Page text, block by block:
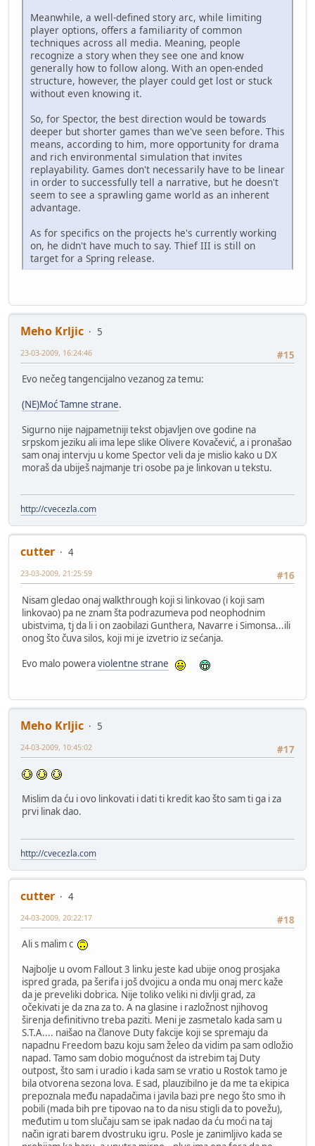
Meanwhile, a well-defined story arc, while limiting
player options, offers a familiarity of common
techniques across all media. Meaning, people
recognize a story when they see one and know
generally how to follow along. With an open-ended
structure, however, the player could get lost or stuck
without even knowing it.
So, for Spector, the best direction would be towards
deeper but shorter games than we've seen before. This
means, according to him, more opportunity for drama
and rich environmental simulation that invites
replayability. Games don't necessarily have to be linear
in order to successfully tell a narrative, but he doesn't
seem to see a sprawling game world as an inherent
advantage.
As for specifics on the projects he's currently working
on, he didn't have much to say. Thief III is still on
target for a Spring release.
Meho Krljic
5
#15
23-03-2009, 16:24:46
Evo nečeg tangencijalno vezanog za temu:
(NE)Moć Tamne strane.
Sigurno nije najpametniji tekst objavljen ove godine na
srpskom jeziku ali ima lepe slike Olivere Kovačević, a i pronašao
sam onaj intervju u kome Spector veli da je mislio kako u DX
moraš da ubiješ najmanje tri osobe pa je linkovan u tekstu.
http://cvecezla.com
cutter
4
#16
23-03-2009, 21:25:59
Nisam gledao onaj walkthrough koji si linkovao (i koji sam
linkovao) pa ne znam šta podrazumeva pod neophodnim
ubistvima, tj da li i on zaobilazi Gunthera, Navarre i Simonsa...ili
onog što čuva silos, koji mi je izvetrio iz sećanja.
Evo malo poweraviolentne strane
Meho Krljic
5
#17
24-03-2009, 10:45:02
Mislim da ću i ovo linkovati i dati ti kredit kao što sam ti ga i za
prvi linak dao.
http://cvecezla.com
cutter
4
#18
24-03-2009, 20:22:17
Ali s malim c
Najbolje u ovom Fallout 3 linku jeste kad ubije onog prosjaka
ispred grada, pa šerifa i još dvojicu a onda mu onaj merc kaže
da je preveliki dobrica. Nije toliko veliki ni divlji grad, za
očekivati je da zna za to. A na glasine i razložnost njihovog
širenja definitivno treba paziti. Meni je zasmetalo kada sam u
S.T.A.... naišao na članove Duty fakcije koji se spremaju da
napadnu Freedom bazu koju sam želeo da vidim pa sam odložio
napad. Tamo sam dobio mogućnost da istrebim taj Duty
outpost, što sam i uradio i kada sam se vratio u Rostok tamo je
bila otvorena sezona lova. E sad, plauzibilno je da me ta ekipica
prepoznala među napadačima i javila bazi pre nego što smo ih
pobili (mada bih pre tipovao na to da nisu stigli da to povežu),
međutim u tom slučaju sam se ipak nadao da ću moći na taj
način igrati barem dvostruku igru. Posle je zanimljivo kada se